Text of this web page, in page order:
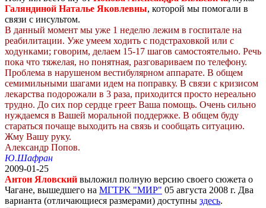
Галяндиной Наталье Яковлевны, которой мы помогали в
связи с инсультом.
В данный момент мы уже 1 неделю лежим в госпитале на
реабилитации. Уже умеем ходить с подстраховкой или с
ходунками; говорим, делаем 15-17 шагов самостоятельно. Речь
пока что тяжелая, но понятная, разговариваем по телефону.
Проблема в нарушеном вестибулярном аппарате. В общем
семимильными шагами идем на поправку. В связи с кризисом
лекарства подорожали в 3 раза, приходится просто нереально
трудно. До сих пор сердце греет Ваша помощь. Очень сильно
нуждаемся в Вашей моральной поддержке. В общем буду
стараться почаще выходить на связь и сообщать ситуацию.
Жму Вашу руку.
Александр Попов.
Ю.Шафран
2009-01-25
Антон Яловский выложил полную версию своего сюжета о
Чагане, вышедшего на МГТРК "МИР" 05 августа 2008 г. Два
варианта (отличающиеся размерами) доступны здесь.